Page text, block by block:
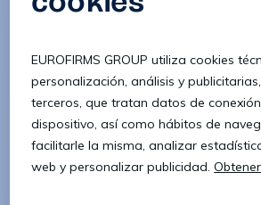
Contraseña
Confirmar contraseña
8 caracteres 1 letra minúscula
1 letra mayúscula 1 número